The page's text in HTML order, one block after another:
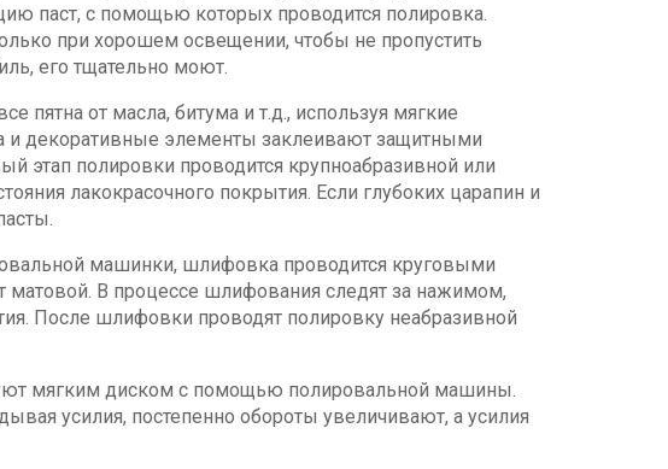
паст, с помощью которых проводится полировка.
при хорошем освещении, чтобы не пропустить
его тщательно моют.
пятна от масла, битума и т.д., используя мягкие
и декоративные элементы заклеивают защитными
этап полировки проводится крупноабразивной или
лакокрасочного покрытия. Если глубоких царапин и
машинки, шлифовка проводится круговыми
матовой. В процессе шлифования следят за нажимом,
После шлифовки проводят полировку неабразивной
мягким диском с помощью полировальной машины.
усилия, постепенно обороты увеличивают, а усилия